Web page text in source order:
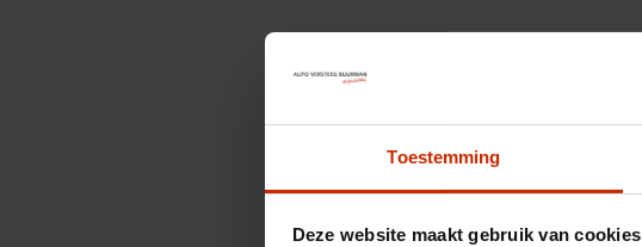
Toestemming
Deze website maakt gebruik van cookies